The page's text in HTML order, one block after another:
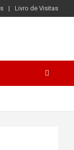
Livro de Visitas